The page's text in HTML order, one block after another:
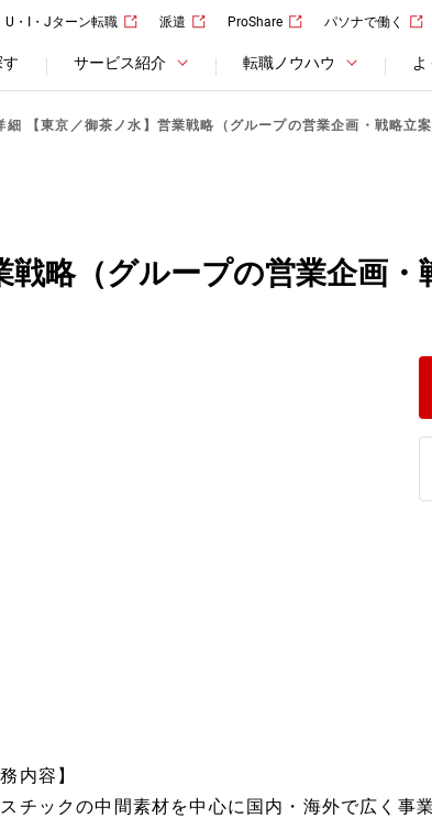
U・I・Jターン転職 派遣 ProShare パソナで働く
サービス紹介 転職ノウハウ よ
細 【東京／御茶ノ水】営業戦略（グループの営業企画・戦略立
戦略（グループの営業企画
務内容】
チックの中間素材を中心に国内・海外で広く事